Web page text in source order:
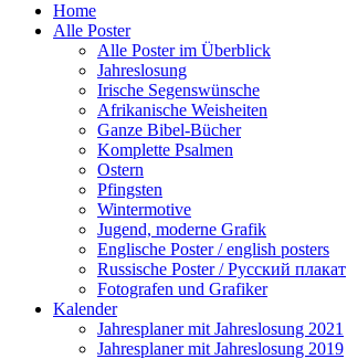
Home
Alle Poster
Alle Poster im Überblick
Jahreslosung
Irische Segenswünsche
Afrikanische Weisheiten
Ganze Bibel-Bücher
Komplette Psalmen
Ostern
Pfingsten
Wintermotive
Jugend, moderne Grafik
Englische Poster / english posters
Russische Poster / Русский плакат
Fotografen und Grafiker
Kalender
Jahresplaner mit Jahreslosung 2021
Jahresplaner mit Jahreslosung 2019